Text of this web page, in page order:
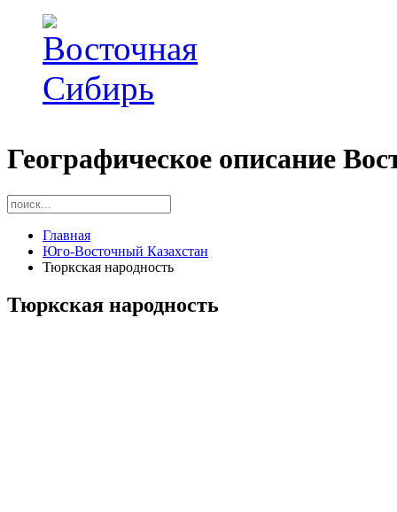
Географическое описание
Главная
Юго-Восточный Казахстан
Тюркская народность
Тюркская народность